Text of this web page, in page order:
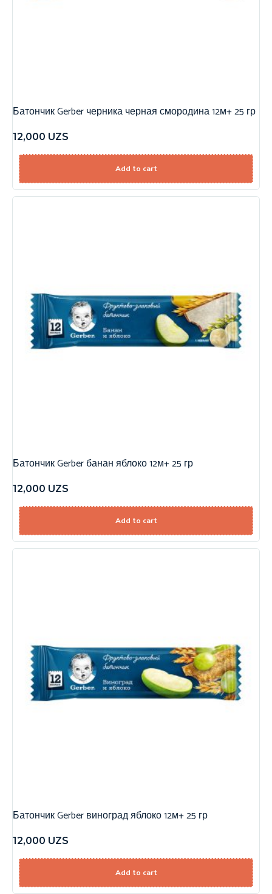
Батончик Gerber черника черная смородина 12м+ 25 гр
12,000 UZS
Add to cart
Батончик Gerber банан яблоко 12м+ 25 гр
12,000 UZS
Add to cart
Батончик Gerber виноград яблоко 12м+ 25 гр
12,000 UZS
Add to cart